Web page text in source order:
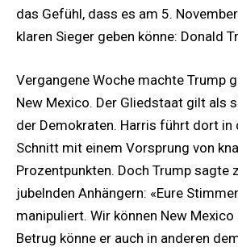
das Gefühl, dass es am 5.
klaren Sieger geben könne: Donald
Vergangene Woche machte Trump
New Mexico. Der Gliedstaat gilt als
der Demokraten. Harris führt dort in
Schnitt mit einem Vorsprung von
Prozentpunkten. Doch Trump sagte
jubelnden Anhängern: «Eure
manipuliert. Wir können New Mexico
Betrug könne er auch in anderen